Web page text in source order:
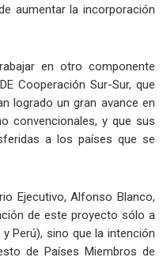
aumentar la incorporación
en otro componente
Cooperación Sur-Sur, que
logrado un gran avance en
convencionales, y que sus
a los países que se
Ejecutivo, Alfonso Blanco,
de este proyecto sólo a
Perú), sino que la intención
de Países Miembros de